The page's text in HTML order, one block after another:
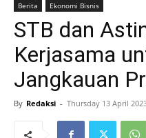
Berita Ekonomi Bisnis
STB dan
Kerjasama
Jangkauan
By Redaksi - Thursday 13 April